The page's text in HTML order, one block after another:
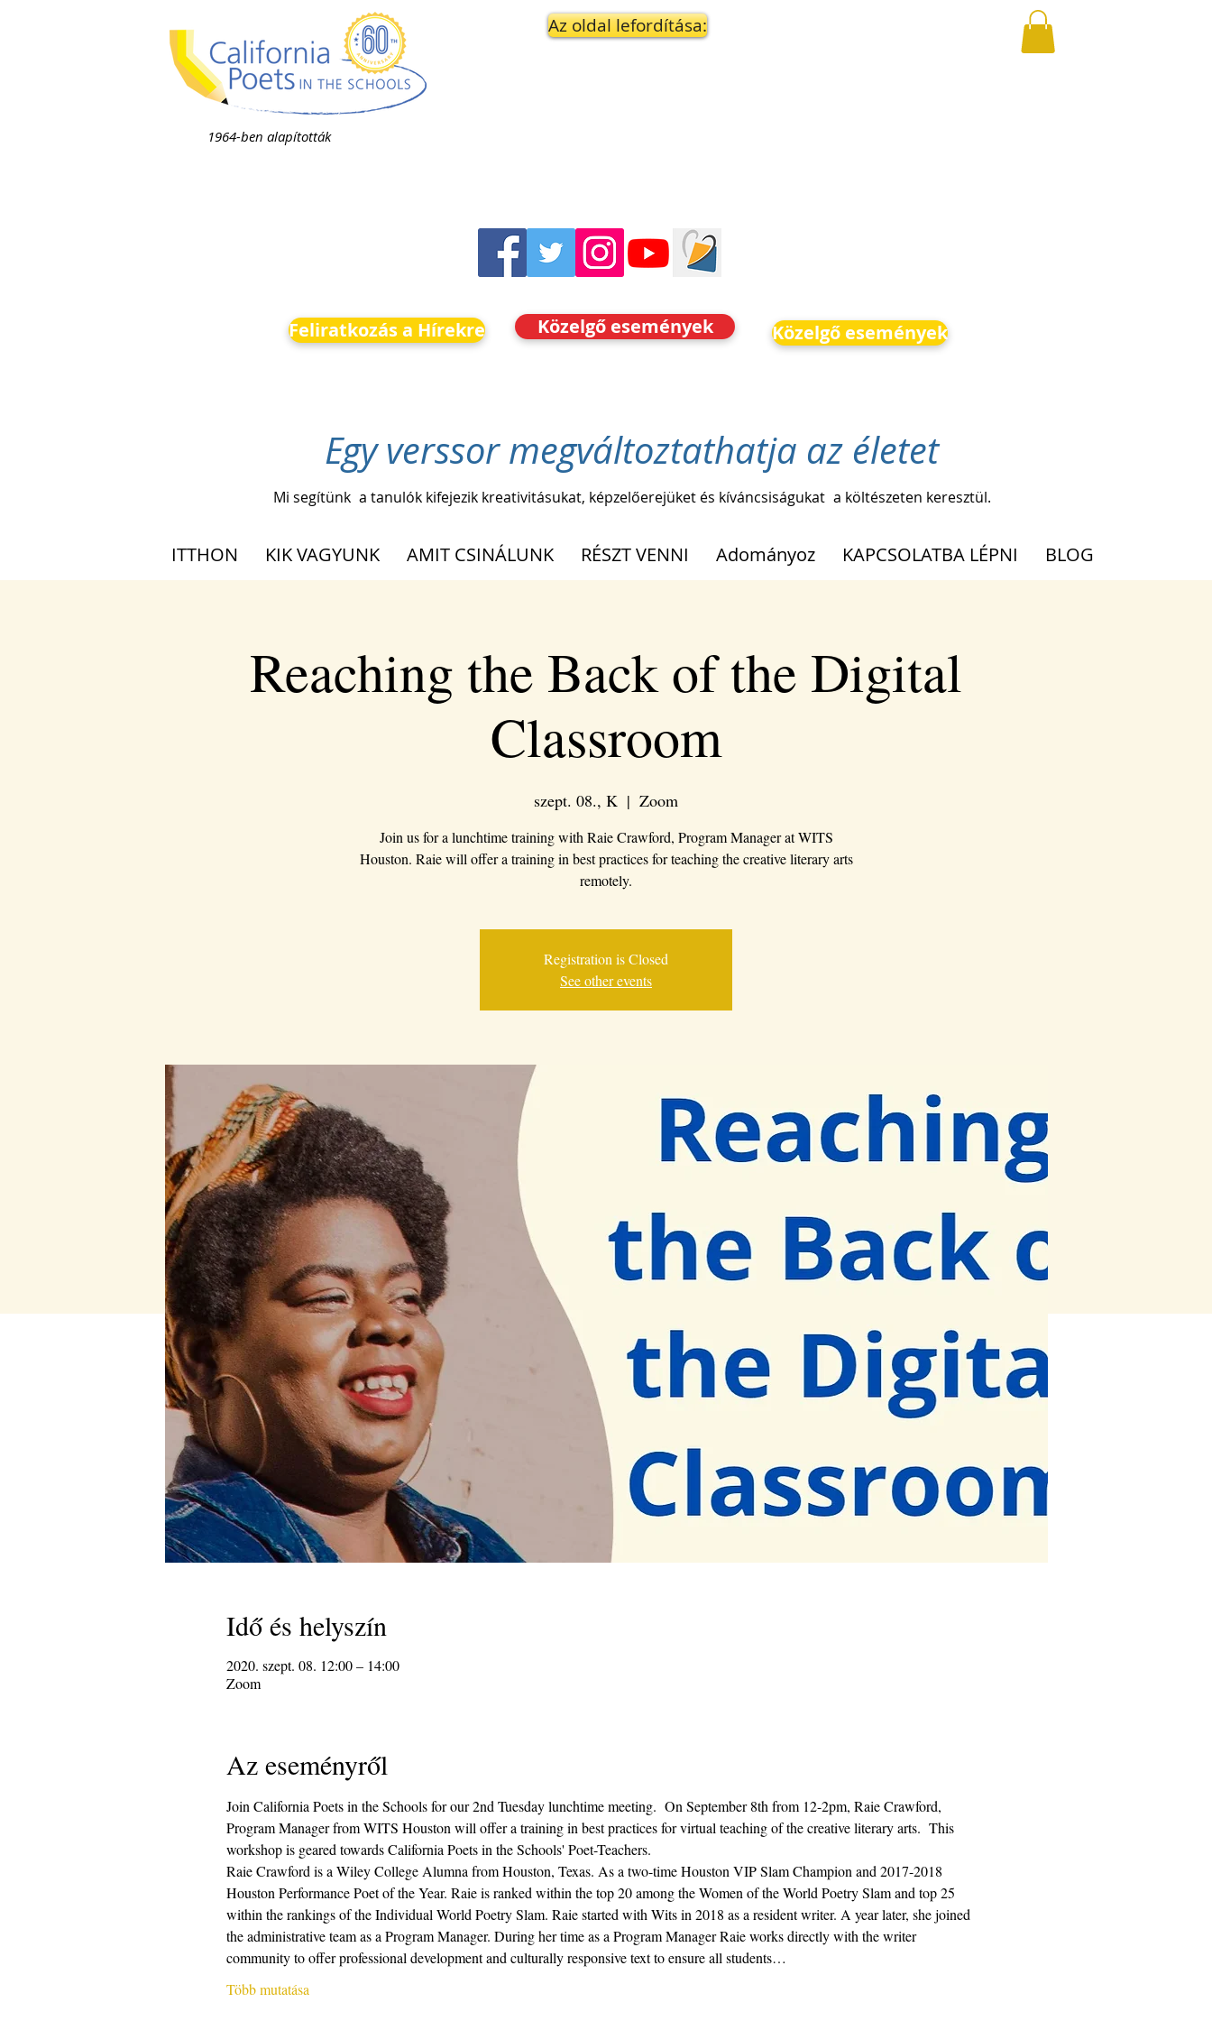
1964-ben alapították
Az oldal lefordítása:
Feliratkozás a Hírekre Közelgő események Közelgő események
Egy verssor megváltoztathatja az életet
Mi segítünk a tanulók kifejezik kreativitásukat, képzelőerejüket és kíváncsiságukat a költészeten keresztül.
ITTHON KIK VAGYUNK AMIT CSINÁLUNK RÉSZT VENNI Adományoz KAPCSOLATBA LÉPNI BLOG
Reaching the Back of the Digital
Classroom
szept. 08., K
  |
Zoom
Join us for a lunchtime training with Raie Crawford, Program Manager at WITS
Houston. Raie will offer a training in best practices for teaching the creative literary arts
remotely.
Registration is Closed
See other events
Idő és helyszín
2020. szept. 08. 12:00 – 14:00
Zoom
Az eseményről
Join California Poets in the Schools for our 2nd Tuesday lunchtime meeting.  On September 8th from 12-2pm, Raie Crawford,
Program Manager from WITS Houston will offer a training in best practices for virtual teaching of the creative literary arts.  This
workshop is geared towards California Poets in the Schools' Poet-Teachers.
Raie Crawford is a Wiley College Alumna from Houston, Texas. As a two-time Houston VIP Slam Champion and 2017-2018
Houston Performance Poet of the Year. Raie is ranked within the top 20 among the Women of the World Poetry Slam and top 25
within the rankings of the Individual World Poetry Slam. Raie started with Wits in 2018 as a resident writer. A year later, she joined
the administrative team as a Program Manager. During her time as a Program Manager Raie works directly with the writer
community to offer professional development and culturally responsive text to ensure all students…
Több mutatása